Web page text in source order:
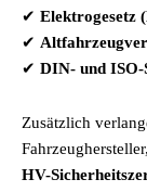
✔ Elektrogesetz
✔
✔ DIN- und
Zusätzlich
HV-